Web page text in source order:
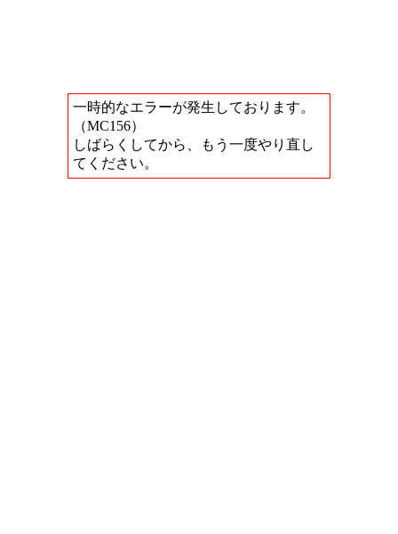
一時的なエラーが発生しております。
（MC156）
しばらくしてから、もう一度やり直し
てください。